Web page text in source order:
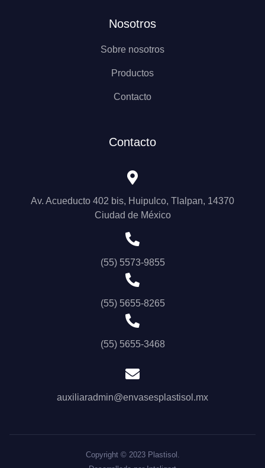
Nosotros
Sobre nosotros
Productos
Contacto
Contacto
Av. Acueducto 402 bis, Huipulco, Tlalpan, 14370
Ciudad de México
(55) 5573-9855
(55) 5655-8265
(55) 5655-3468
auxiliaradmin@envasesplastisol.mx
Copyright © 2023 Plastisol.